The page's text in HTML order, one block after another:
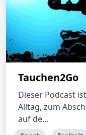
Tauchen2Go
Dieser Podcast
Alltag, zum
auf de...